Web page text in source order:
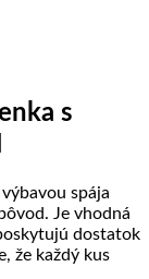
s
spája
Je vhodná
dostatok
že každý kus